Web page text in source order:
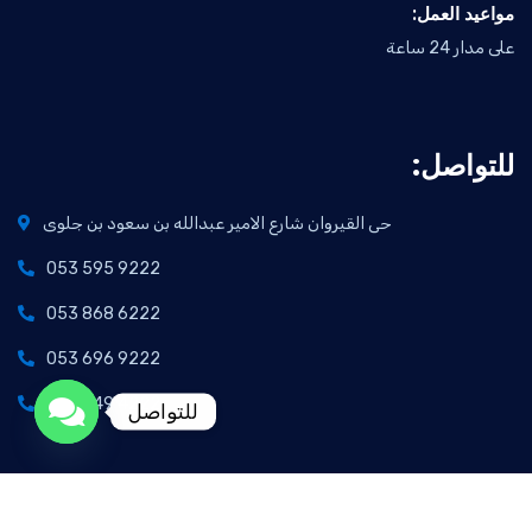
:مواعيد العمل
على مدار 24 ساعة
:للتواصل
حى القيروان شارع الامير عبدالله بن سعود بن جلوى
053 595 9222
053 868 6222
053 696 9222
053 949 4222للتواصل
Open chaty